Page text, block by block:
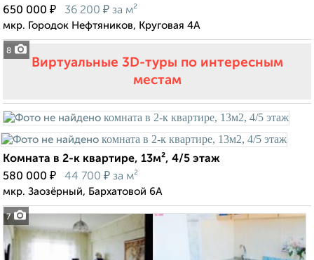
8
650 000 ₽ 36 200 ₽ за м²
мкр. Городок Нефтяников, Круговая 4А
Виртуальные 3D-туры по интересным
местам
7
Комната в 2-к квартире, 13м², 4/5 этаж
580 000 ₽ 44 700 ₽ за м²
мкр. Заозёрный, Бархатовой 6А